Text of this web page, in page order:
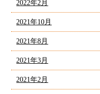
2022年2月
2021年10月
2021年8月
2021年3月
2021年2月